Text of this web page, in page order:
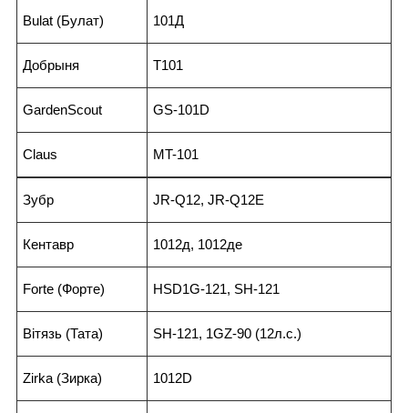
Bulat (Булат) 101Д
Добрыня T101
GardenScout GS-101D
Claus MT-101
Зубр JR-Q12, JR-Q12E
Кентавр 1012д, 1012де
Forte (Форте) HSD1G-121, SH-121
Вітязь (Тата) SH-121, 1GZ-90 (12л.с.)
Zirka (Зирка) 1012D